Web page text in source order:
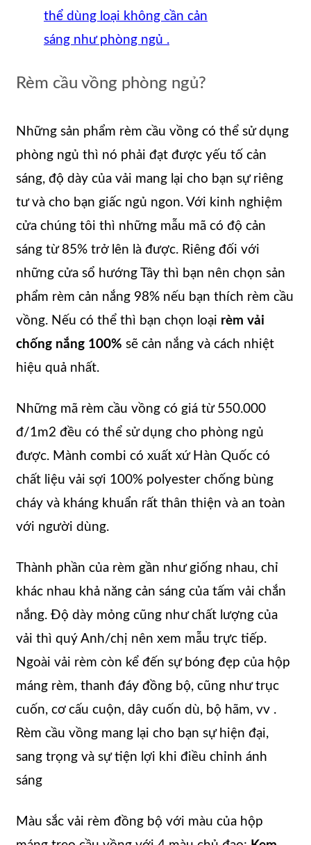
thể dùng loại không cần cản
sáng như phòng ngủ .
Rèm cầu vồng phòng ngủ?
Những sản phẩm rèm cầu vồng có thể sử dụng
phòng ngủ thì nó phải đạt được yếu tố cản
sáng, độ dày của vải mang lại cho bạn sự riêng
tư và cho bạn giấc ngủ ngon. Với kinh nghiệm
cửa chúng tôi thì những mẫu mã có độ cản
sáng từ 85% trở lên là được. Riêng đối với
những cửa sổ hướng Tây thì bạn nên chọn sản
phẩm rèm cản nắng 98% nếu bạn thích rèm cầu
vồng. Nếu có thể thì bạn chọn loại rèm vải
chống nắng 100% sẽ cản nắng và cách nhiệt
hiệu quả nhất.
Những mã rèm cầu vồng có giá từ 550.000
đ/1m2 đều có thể sử dụng cho phòng ngủ
được. Mành combi có xuất xứ Hàn Quốc có
chất liệu vải sợi 100% polyester chống bùng
cháy và kháng khuẩn rất thân thiện và an toàn
với người dùng.
Thành phần của rèm gần như giống nhau, chỉ
khác nhau khả năng cản sáng của tấm vải chắn
nắng. Độ dày mỏng cũng như chất lượng của
vải thì quý Anh/chị nên xem mẫu trực tiếp.
Ngoài vải rèm còn kể đến sự bóng đẹp của hộp
máng rèm, thanh đáy đồng bộ, cũng như trục
cuốn, cơ cấu cuộn, dây cuốn dù, bộ hãm, vv .
Rèm cầu vồng mang lại cho bạn sự hiện đại,
sang trọng và sự tiện lợi khi điều chỉnh ánh
sáng
Màu sắc vải rèm đồng bộ với màu của hộp